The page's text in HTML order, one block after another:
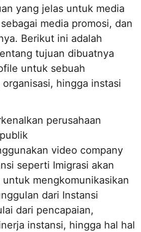
yang jelas untuk media
media promosi, dan
Berikut ini adalah
tujuan dibuatnya
untuk sebuah
organisasi, hingga instasi
perusahaan
video company
seperti Imigrasi akan
mengkomunikasikan
dari Instansi
dari pencapaian,
instansi, hingga hal hal